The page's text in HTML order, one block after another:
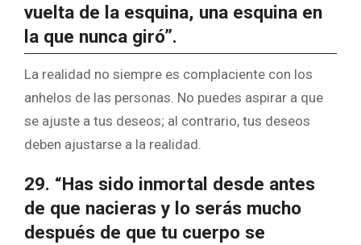
vuelta de la esquina, una esquina en
la que nunca giró”.
La realidad no siempre es complaciente con los
anhelos de las personas. No puedes aspirar a que
se ajuste a tus deseos; al contrario, tus deseos
deben ajustarse a la realidad.
29. “Has sido inmortal desde antes
de que nacieras y lo serás mucho
después de que tu cuerpo se